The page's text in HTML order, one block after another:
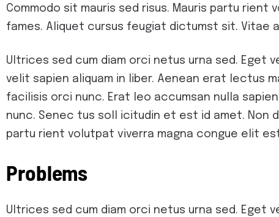
Commodo sit mauris sed risus. Mauris partu rient
fames. Aliquet cursus feugiat dictumst sit. Vitae
Ultrices sed cum diam orci netus urna sed. Eget
velit sapien aliquam in liber. Aenean erat lectus
facilisis orci nunc. Erat leo accumsan nulla
nunc. Senec tus soll icitudin et est id amet. Non
partu rient volutpat viverra magna congue elit est
Problems
Ultrices sed cum diam orci netus urna sed. Eget